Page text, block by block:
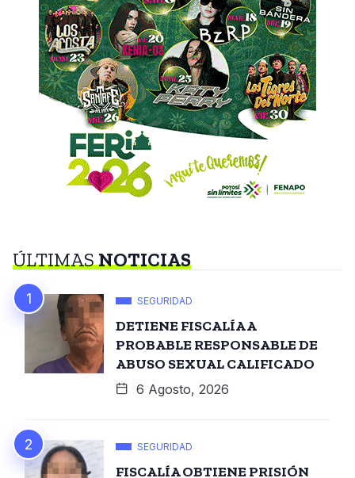
ÚLTIMASNOTICIAS
SEGURIDAD
DETIENE FISCALÍA A
PROBABLE RESPONSABLE DE
ABUSO SEXUAL CALIFICADO
6 Agosto, 2026
SEGURIDAD
FISCALÍA OBTIENE PRISIÓN